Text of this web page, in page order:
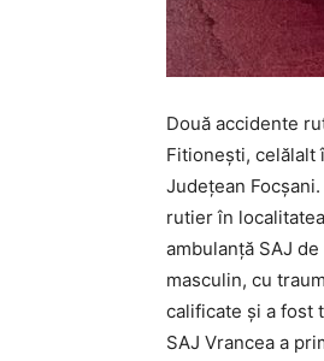
Două accidente
Fitionești, celălalt
Județean
rutier în
ambulanță SAJ
masculin, cu
calificate și a fost
SAJ Vrancea a